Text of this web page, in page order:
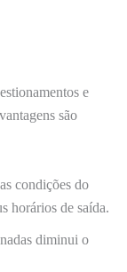
e
são
condições do
horários de saída.
diminui o